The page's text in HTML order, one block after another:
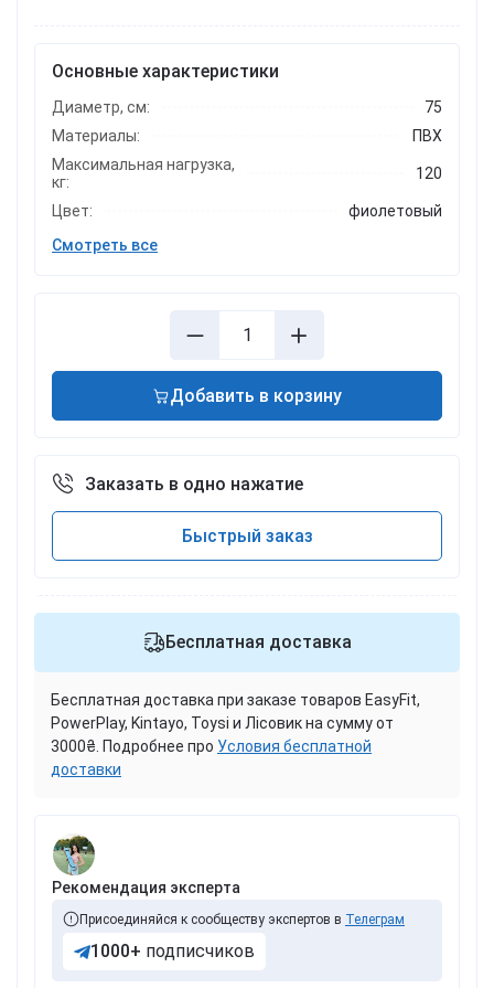
Основные характеристики
Диаметр, см:
75
Материалы:
ПВХ
Максимальная нагрузка,
кг:
120
Цвет:
фиолетовый
Смотреть все
Добавить в корзину
Заказать в одно нажатие
Быстрый заказ
Бесплатная доставка
Бесплатная доставка при заказе товаров EasyFit,
PowerPlay, Kintayo, Toysi и Лісовик на сумму от
3000₴. Подробнее про Условия бесплатной
доставки
Рекомендация эксперта
Присоединяйся к сообществу экспертов в Телеграм
1000+ подписчиков